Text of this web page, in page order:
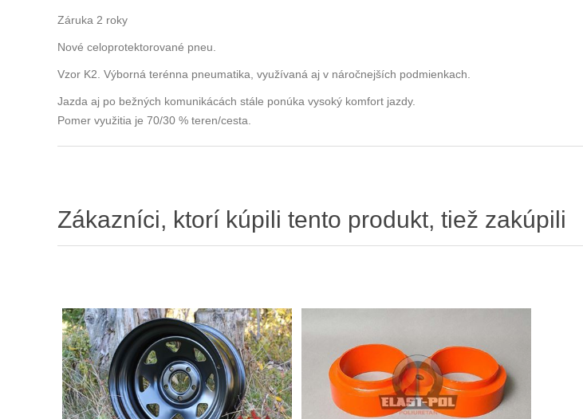
Záruka 2 roky
Nové celoprotektorované pneu.
Vzor K2. Výborná terénna pneumatika, využívaná aj v náročnejších podmienkach.
Jazda aj po bežných komunikácách stále ponúka vysoký komfort jazdy.
Pomer využitia je 70/30 % teren/cesta.
Zákazníci, ktorí kúpili tento produkt, tiež zakúpili